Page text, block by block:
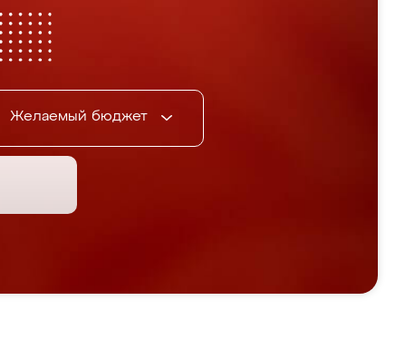
Желаемый бюджет